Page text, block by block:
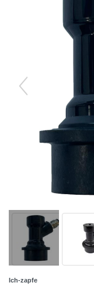
Ich-zapfe